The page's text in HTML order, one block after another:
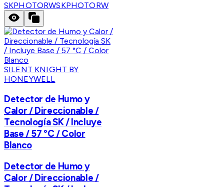
SKPHOTORWSKPHOTORW
SILENT KNIGHT BY
HONEYWELL
Detector de Humo y
Calor / Direccionable /
Tecnología SK / Incluye
Base / 57 °C / Color
Blanco
Detector de Humo y
Calor / Direccionable /